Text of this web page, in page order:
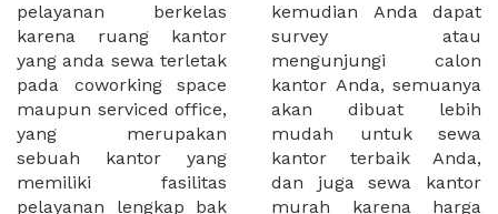
pelayanan berkelas
karena ruang kantor
yang anda sewa terletak
pada coworking space
maupun serviced office,
yang merupakan
sebuah kantor yang
memiliki fasilitas
pelayanan lengkap bak
kemudian Anda dapat
survey atau
mengunjungi calon
kantor Anda, semuanya
akan dibuat lebih
mudah untuk sewa
kantor terbaik Anda,
dan juga sewa kantor
murah karena harga